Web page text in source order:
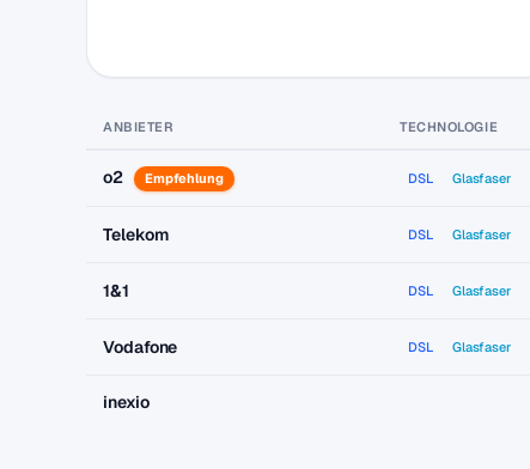
ANBIETER TECHNOLOGIE
o2 Empfehlung DSL Glasfaser
Telekom DSL Glasfaser
1&1 DSL Glasfaser
Vodafone DSL Glasfaser
inexio